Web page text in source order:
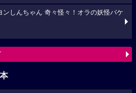
しんちゃん 奇々怪々！オラの妖怪バケ